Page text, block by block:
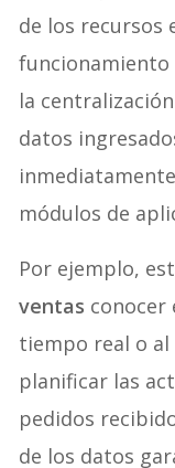
de los recursos
funcionamiento
la
datos
módulos de
Por ejemplo,
ventas conocer
tiempo real o
planificar las
pedidos
de los datos